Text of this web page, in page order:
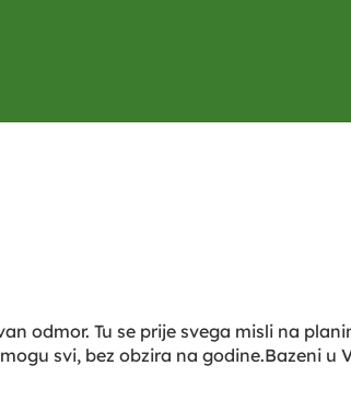
odmor. Tu se prije svega misli na
svi, bez obzira na godine.Bazeni u